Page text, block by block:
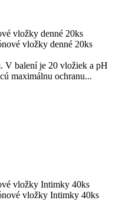
vložky denné 20ks
V balení je 20 vložiek a pH
maximálnu ochranu...
vložky Intimky 40ks